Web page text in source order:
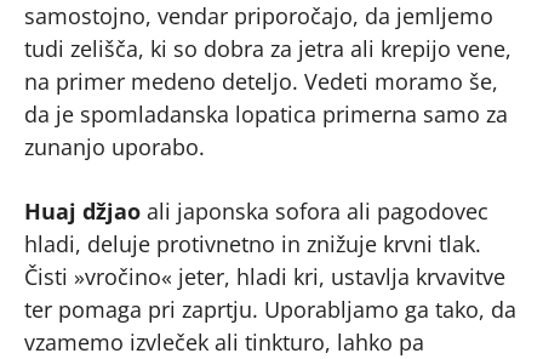
samostojno, vendar priporočajo, da jemljemo
tudi zelišča, ki so dobra za jetra ali krepijo vene,
na primer medeno deteljo. Vedeti moramo še,
da je spomladanska lopatica primerna samo za
zunanjo uporabo.
Huaj džjao ali japonska sofora ali pagodovec
hladi, deluje protivnetno in znižuje krvni tlak.
Čisti »vročino« jeter, hladi kri, ustavlja krvavitve
ter pomaga pri zaprtju. Uporabljamo ga tako, da
vzamemo izvleček ali tinkturo, lahko pa